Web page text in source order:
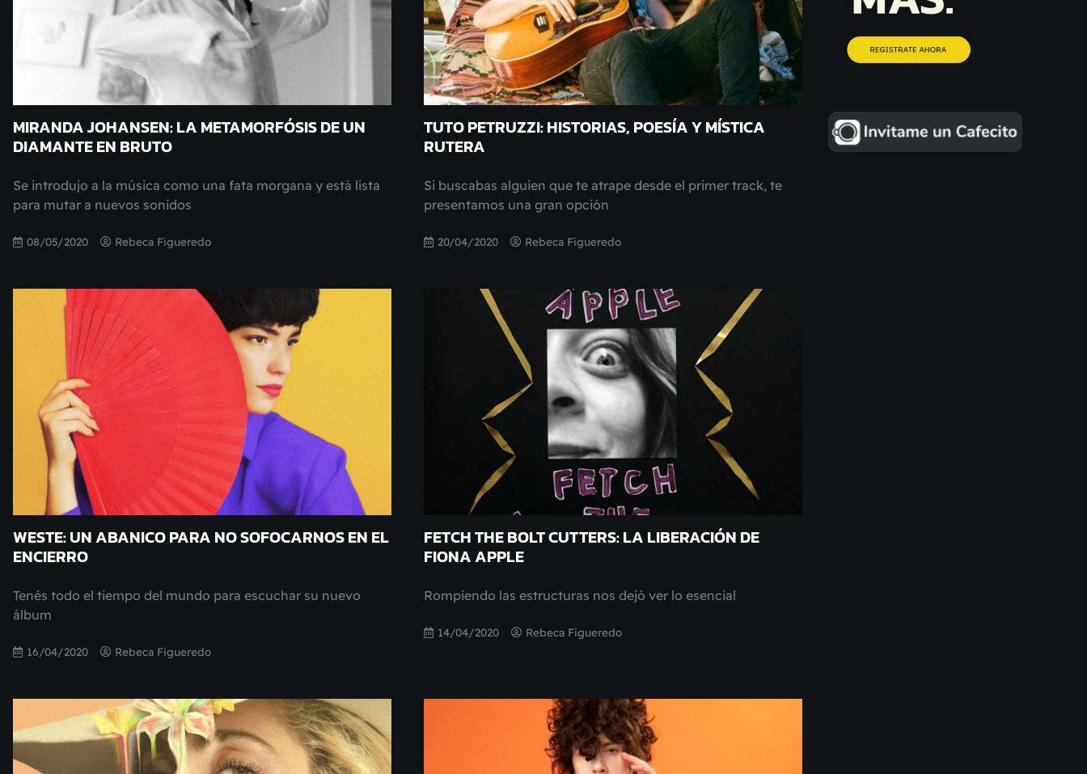
MIRANDA JOHANSEN: LA METAMORFÓSIS DE UN
DIAMANTE EN BRUTO
Se introdujo a la música como una fata morgana y está lista
para mutar a nuevos sonidos
08/05/2020 Rebeca Figueredo
TUTO PETRUZZI: HISTORIAS, POESÍA Y MÍSTICA
RUTERA
Si buscabas alguien que te atrape desde el primer track, te
presentamos una gran opción
20/04/2020 Rebeca Figueredo
WESTE: UN ABANICO PARA NO SOFOCARNOS EN EL
ENCIERRO
Tenés todo el tiempo del mundo para escuchar su nuevo
álbum
16/04/2020 Rebeca Figueredo
FETCH THE BOLT CUTTERS: LA LIBERACIÓN DE
FIONA APPLE
Rompiendo las estructuras nos dejó ver lo esencial
14/04/2020 Rebeca Figueredo